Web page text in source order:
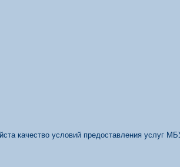
качество условий предоставления услуг